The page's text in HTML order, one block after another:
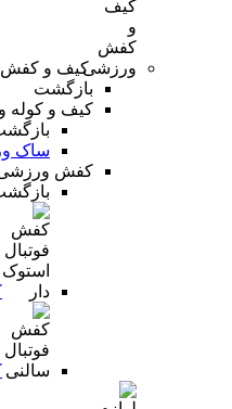
کیف و
بازگشت
کیف و کوله
ساک
کفش